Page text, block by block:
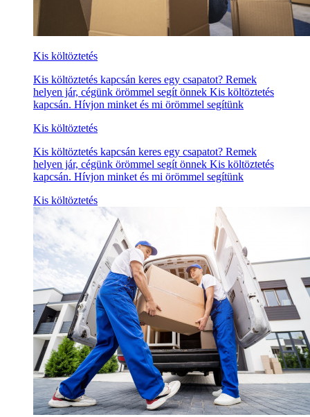
Kis költöztetés
Kis költöztetés kapcsán keres egy csapatot? Remek
helyen jár, cégünk örömmel segít önnek Kis költöztetés
kapcsán. Hívjon minket és mi örömmel segítünk
Kis költöztetés
Kis költöztetés kapcsán keres egy csapatot? Remek
helyen jár, cégünk örömmel segít önnek Kis költöztetés
kapcsán. Hívjon minket és mi örömmel segítünk
Kis költöztetés